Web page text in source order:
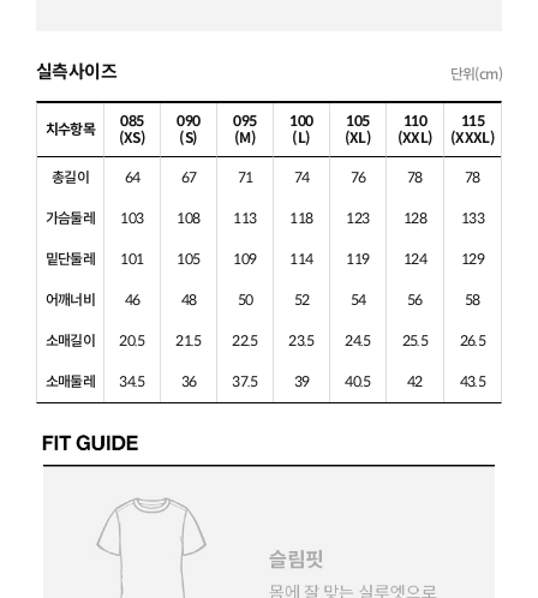
실측사이즈 단위(cm)
치수항목
085
(XS)
090
(S)
095
(M)
100
(L)
105
(XL)
110
(XXL)
115
(XXXL)
총길이 64 67 71 74 76 78 78
가슴둘레 103 108 113 118 123 128 133
밑단둘레 101 105 109 114 119 124 129
어깨너비 46 48 50 52 54 56 58
소매길이 20.5 21.5 22.5 23.5 24.5 25.5 26.5
소매둘레 34.5 36 37.5 39 40.5 42 43.5